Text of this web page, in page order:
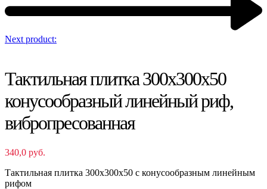
Next product:
Тактильная плитка 300х300х50
конусообразный линейный риф,
вибропресованная
340,0 руб.
Тактильная плитка 300х300х50 с конусообразным линейным
рифом